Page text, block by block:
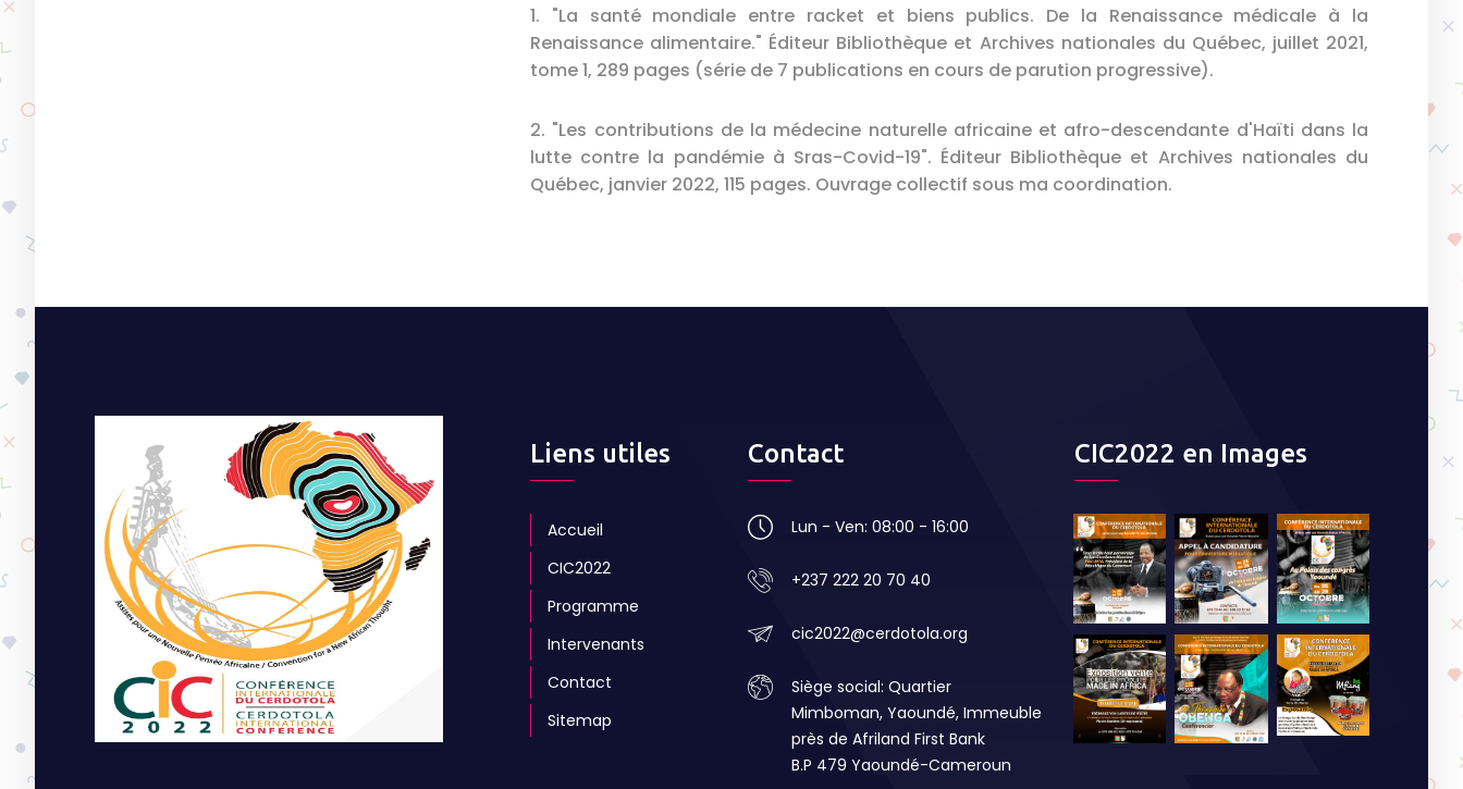
1. "La santé mondiale entre racket et biens publics. De la Renaissance médicale à la
Renaissance alimentaire." Éditeur Bibliothèque et Archives nationales du Québec, juillet 2021,
tome 1, 289 pages (série de 7 publications en cours de parution progressive).
2. "Les contributions de la médecine naturelle africaine et afro-descendante d'Haïti dans la
lutte contre la pandémie à Sras-Covid-19". Éditeur Bibliothèque et Archives nationales du
Québec, janvier 2022, 115 pages. Ouvrage collectif sous ma coordination.
Liens utiles
Accueil
CIC2022
Programme
Intervenants
Contact
Sitemap
Contact
Lun - Ven: 08:00 - 16:00
+237 222 20 70 40
cic2022@cerdotola.org
Siège social: Quartier
Mimboman, Yaoundé, Immeuble
près de Afriland First Bank
B.P 479 Yaoundé-Cameroun
CIC2022 en Images